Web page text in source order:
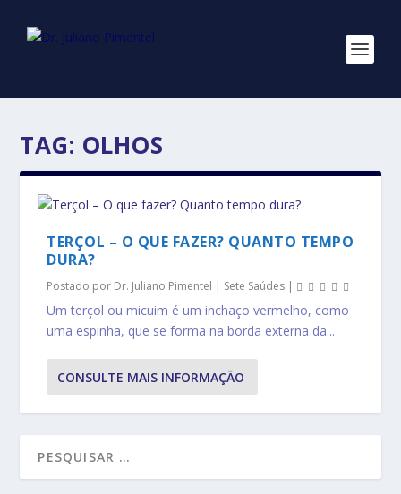
TAG: OLHOS
TERÇOL – O QUE FAZER? QUANTO TEMPO
DURA?
Postado por Dr. Juliano Pimentel | Sete Saúdes |
Um terçol ou micuim é um inchaço vermelho, como
uma espinha, que se forma na borda externa da...
CONSULTE MAIS INFORMAÇÃO